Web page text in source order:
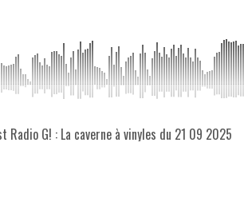
Radio G! : La caverne à vinyles du 21 09 2025